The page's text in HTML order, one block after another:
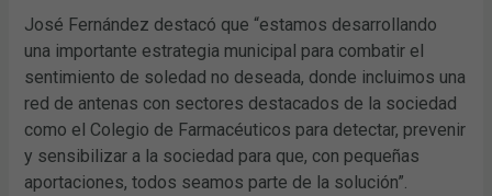
José Fernández destacó que “estamos desarrollando
una importante estrategia municipal para combatir el
sentimiento de soledad no deseada, donde incluimos una
red de antenas con sectores destacados de la sociedad
como el Colegio de Farmacéuticos para detectar, prevenir
y sensibilizar a la sociedad para que, con pequeñas
aportaciones, todos seamos parte de la solución”.